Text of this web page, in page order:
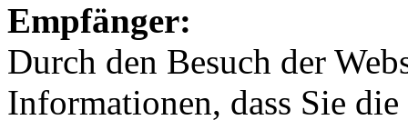
Empfänger:
Durch den Besuch der
Informationen, dass Sie